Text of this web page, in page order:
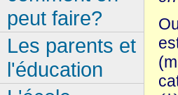
peut faire?
Les parents et
l'éducation